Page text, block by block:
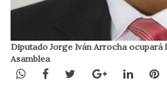
Diputado Jorge Iván Arrocha ocupará
Asamblea
WhatsApp
Facebook
TwitterGoogle+